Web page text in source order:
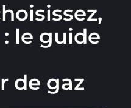
le guide
de gaz